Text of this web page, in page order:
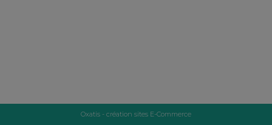
Oxatis - création sites E-Commerce